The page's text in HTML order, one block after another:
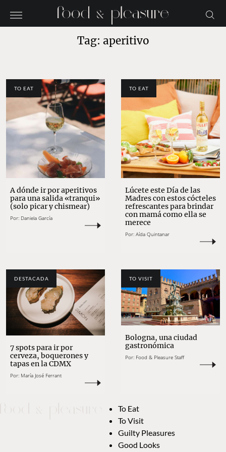
Tag: aperitivo
TO EAT
A dónde ir por aperitivos
para una salida «tranqui»
(solo picar y chismear)
Por: Daniela García
TO EAT
Lúcete este Día de las
Madres con estos cócteles
refrescantes para brindar
con mamá como ella se
merece
Por: Aída Quintanar
DESTACADA
7 spots para ir por
cerveza, boquerones y
tapas en la CDMX
Por: María José Ferrant
TO VISIT
Bologna, una ciudad
gastronómica
Por: Food & Pleasure Staff
To Eat
To Visit
Guilty Pleasures
Good Looks